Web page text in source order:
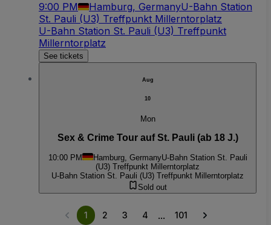
9:00 PM Hamburg, GermanyU-Bahn Station
St. Pauli (U3) Treffpunkt Millerntorplatz
U-Bahn Station St. Pauli (U3) Treffpunkt
Millerntorplatz
See tickets
Aug
10
Mon
Sex & Crime Tour auf St. Pauli (ab 18 J.)
10:00 PM Hamburg, GermanyU-Bahn Station St. Pauli
(U3) Treffpunkt Millerntorplatz
U-Bahn Station St. Pauli (U3) Treffpunkt Millerntorplatz
Sold out
1 2 3 4 ... 101